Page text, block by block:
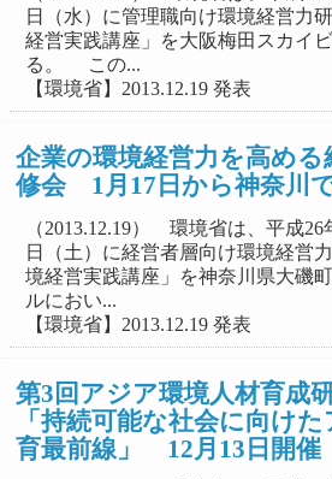
日（水）に管理職向け環境経営力
経営実践講座」を大阪梅田スカイ
る。 この...
【環境省】2013.12.19 発表
企業の環境経営力を高める
修会 1月17日から神奈川
（2013.12.19） 環境省は、平成26
日（土）に経営者層向け環境経営
境経営実践講座」を神奈川県大磯
ルにおい...
【環境省】2013.12.19 発表
第3回アジア環境人材育成
「持続可能な社会に向け
育最前線」 12月13日開催